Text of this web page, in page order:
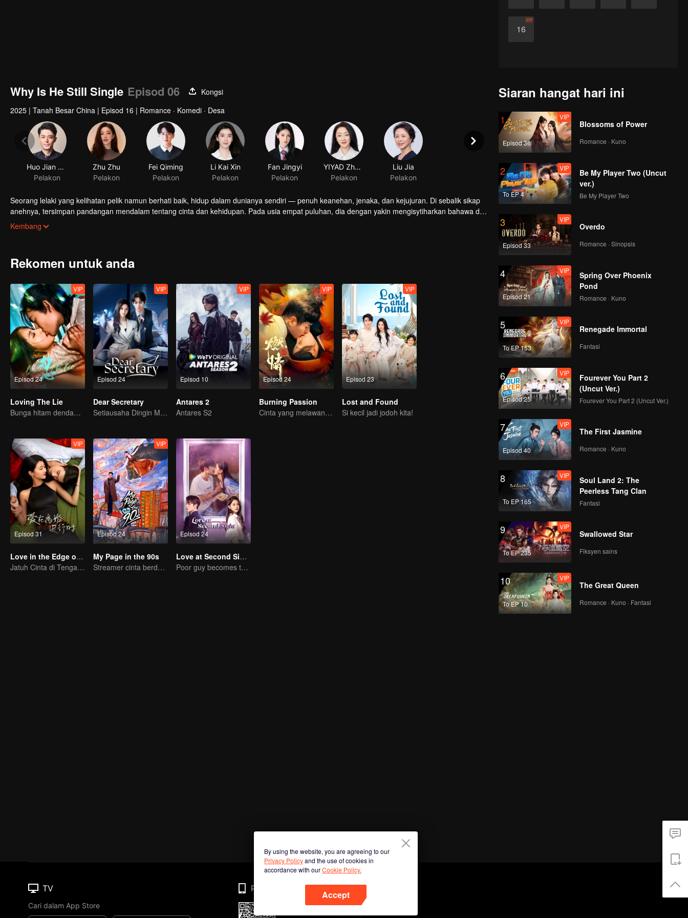
16
VIP
Why Is He Still Single Episod 06
Kongsi
2025 | Tanah Besar China | Episod 16 | Romance · Komedi · Desa
Huo Jian Hua
Pelakon
Zhu Zhu
Pelakon
Fei Qiming
Pelakon
Li Kai Xin
Pelakon
Fan Jingyi
Pelakon
YIYAD Zhang
Pelakon
Liu Jia
Pelakon
Seorang lelaki yang kelihatan pelik namun berhati baik, hidup dalam dunianya sendiri — penuh keanehan, jenaka, dan kejujuran. Di sebalik sikap
anehnya, tersimpan pandangan mendalam tentang cinta dan kehidupan. Pada usia empat puluhan, dia dengan yakin mengisytiharkan bahawa dia
tidak akan berkahwin. Adakah dia idola dambaan ramai, atau lelaki lurus yang wanita sukar dekati? Namun apabila takdir mempertemukannya
dengan wanita idaman, hatinya mula goyah dan pandangannya terhadap cinta perlahan-lahan berubah. Kerana dalam hidup, tiada siapa benar-
Kembang
Rekomen untuk anda
Episod 24
VIP
Loving The Lie
Bunga hitam dendam terperangkap cinta dengan pewaris nakal
Episod 24
VIP
Dear Secretary
Setiausaha Dingin Menguasai Bos Jelita!
Episod 10
VIP
Antares 2
Antares S2
Episod 24
VIP
Burning Passion
Cinta yang melawan takdir, diuji oleh derita dan kuasa
Episod 23
VIP
Lost and Found
Si kecil jadi jodoh kita!
Episod 31
VIP
Love in the Edge of Divorce
Jatuh Cinta di Tengah Perceraian
Episod 24
VIP
My Page in the 90s
Streamer cinta berdepan pertarungan akhir dengan CEO dominan
Episod 24
Love at Second Sight
Poor guy becomes the domineering CEO and pursues his first love
Siaran hangat hari ini
1
Episod 36
VIP
Blossoms of Power
Romance · Kuno
2
To EP 4
VIP
Be My Player Two (Uncut
ver.)
Be My Player Two
3
Episod 33
VIP
Overdo
Romance · Sinopsis
4
Episod 21
VIP
Spring Over Phoenix
Pond
Romance · Kuno
5
To EP 153
VIP
Renegade Immortal
Fantasi
6
Episod 25
VIP
Fourever You Part 2
(Uncut Ver.)
Fourever You Part 2 (Uncut Ver.)
7
Episod 40
VIP
The First Jasmine
Romance · Kuno
8
To EP 165
VIP
Soul Land 2: The
Peerless Tang Clan
Fantasi
9
To EP 235
VIP
Swallowed Star
Fiksyen sains
10
To EP 10
VIP
The Great Queen
Romance · Kuno · Fantasi
By using the website, you are agreeing to our
Privacy Policyand the use of cookies in
accordance with ourCookie Policy.
Accept
TV
Cari dalam App Store
Phone